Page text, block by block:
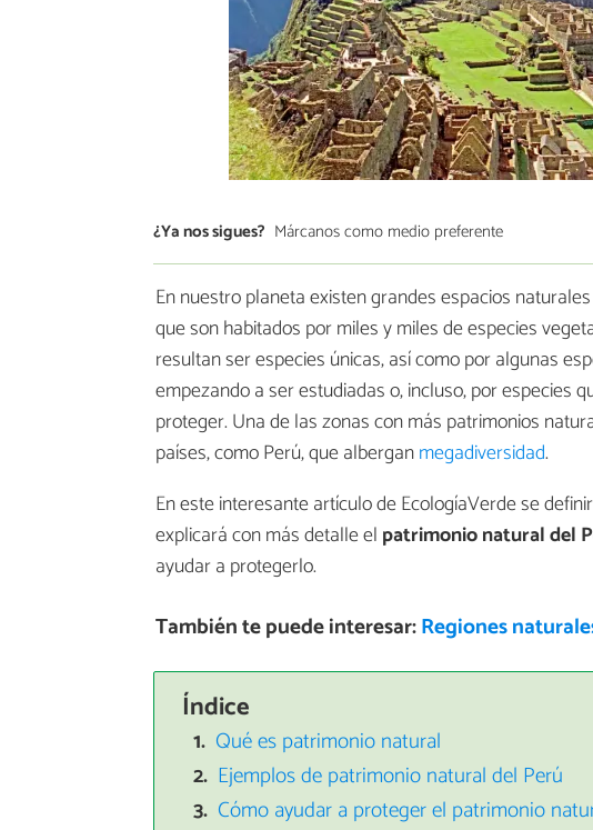
¿Ya nos sigues? Márcanos como medio preferente
En nuestro planeta existen grandes espacios
que son habitados por miles y miles de especies
resultan ser especies únicas, así como por algunas
empezando a ser estudiadas o, incluso, por especies
proteger. Una de las zonas con más patrimonios
países, como Perú, que alberganmegadiversidad.
En este interesante artículo de EcologíaVerde se
explicará con más detalle el patrimonio natural del
ayudar a protegerlo.
También te puede interesar:Regiones
Índice
Qué es patrimonio natural
Ejemplos de patrimonio natural del Perú
Cómo ayudar a proteger el patrimonio